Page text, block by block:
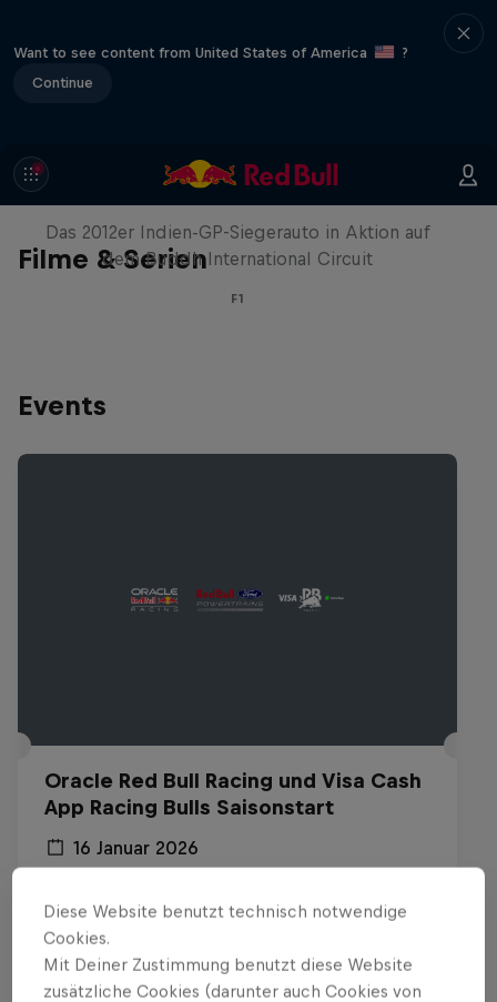
Want to see content from United States of America
?
Continue
Filme & Serien
Formel-1-Auto kehrt nach Indien
zurück
Das 2012er Indien-GP-Siegerauto in Aktion auf
dem Buddh International Circuit
F1
Events
Oracle Red Bull Racing und Visa Cash
App Racing Bulls Saisonstart
16 Januar 2026
Diese Website benutzt technisch notwendige
Cookies.
Mit Deiner Zustimmung benutzt diese Website
zusätzliche Cookies (darunter auch Cookies von